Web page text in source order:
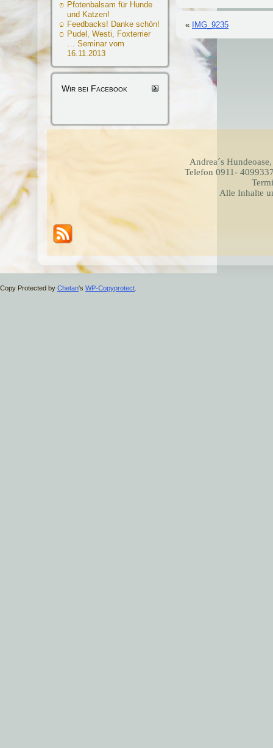
Pfotenbalsam für Hunde
und Katzen!
Feedbacks! Danke schön!
Pudel, Westi, Foxterrier
… Seminar vom
16.11.2013
Wir bei Facebook
« IMG_9235
Andrea´s
Telefon 0911-
Alle Inhalte
Copy Protected by Chetan's WP-Copyprotect